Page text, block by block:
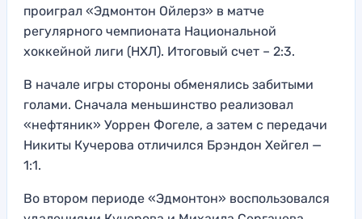
проиграл «Эдмонтон Ойлерз» в матче
регулярного чемпионата Национальной
хоккейной лиги (НХЛ). Итоговый счет – 2:3.
В начале игры стороны обменялись забитыми
голами. Сначала меньшинство реализовал
«нефтяник» Уоррен Фогеле, а затем с передачи
Никиты Кучерова отличился Брэндон Хейгел —
1:1.
Во втором периоде «Эдмонтон» воспользовался